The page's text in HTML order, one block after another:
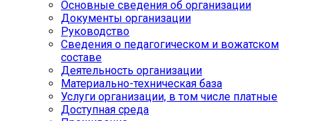
Основные сведения об организации
Документы организации
Руководство
Сведения о педагогическом и вожатском
составе
Деятельность организации
Материально-техническая база
Услуги организации, в том числе платные
Доступная среда